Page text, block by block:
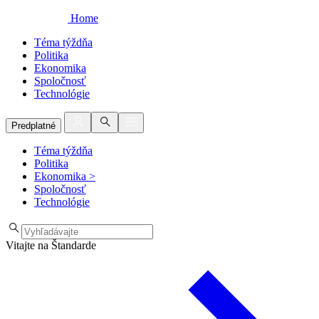
Home
Téma týždňa
Politika
Ekonomika
Spoločnosť
Technológie
Predplatné
Téma týždňa
Politika
Ekonomika >
Spoločnosť
Technológie
Vitajte na Štandarde